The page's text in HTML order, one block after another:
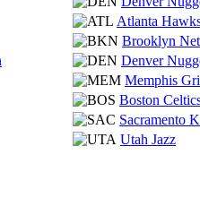
Atlanta
Brooklyn
Denver
Memphis
Boston
Sacramento
Utah Jazz